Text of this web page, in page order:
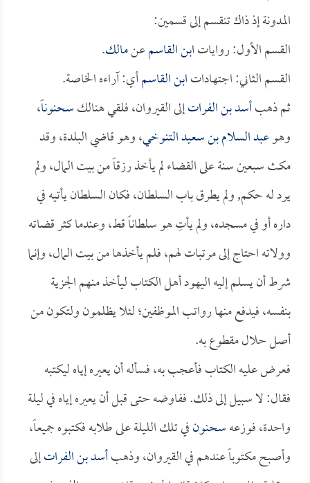
المدونة إذ ذاك تنقسم إلى قسمين:
القسم الأول: رواياتابن القاسمعنمالك.
القسم الثاني: اجتهاداتابن القاسمأي: آراءه الخاصة.
ثم ذهبأسد بن الفراتإلى القيروان، فلقي هنالكسحنوناً،
وهوعبد السلام بن سعيد التنوخي، وهو قاضي البلدة، وقد
مكث سبعين سنة على القضاء لم يأخذ رزقاً من بيت المال، ولم
يرد له حكم, ولم يطرق باب السلطان، فكان السلطان يأتيه في
داره أو في مسجده، ولم يأتِ هو سلطاناً قط، وعندما كثر قضاته
وولاته احتاج إلى مرتبات لهم، فلم يأخذها من بيت المال، وإنما
شرط أن يسلم إليه اليهود أهل الكتاب ليأخذ منهم الجزية
بنفسه، فيدفع منها رواتب الموظفين؛ لئلا يظلمون ولتكون من
أصل حلال مقطوع به.
فعرض عليه الكتاب فأعجب به، فسأله أن يعيره إياه ليكتبه
فقال: لا سبيل إلى ذلك. ففاوضه حتى قبل أن يعيره إياه في ليلة
واحدة، فوزعهسحنونفي تلك الليلة على طلابه فكتبوه جميعاً،
وأصبح مكتوباً عندهم في القيروان، وذهبأسد بن الفراتإلى